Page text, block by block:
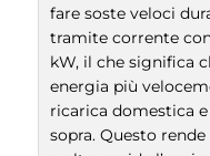
fare soste veloci
tramite corrente
kW, il che significa
energia più
ricarica domestica
sopra. Questo